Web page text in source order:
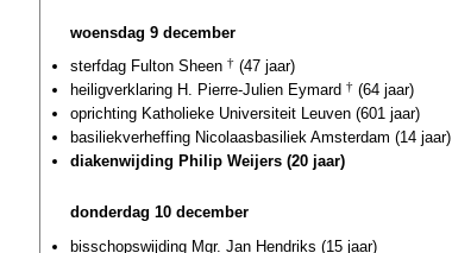
woensdag 9 december
sterfdag Fulton Sheen † (47 jaar)
heiligverklaring H. Pierre-Julien Eymard † (64 jaar)
oprichting Katholieke Universiteit Leuven (601 jaar)
basiliekverheffing Nicolaasbasiliek Amsterdam (14 jaar)
diakenwijding Philip Weijers (20 jaar)
donderdag 10 december
bisschopswijding Mgr. Jan Hendriks (15 jaar)